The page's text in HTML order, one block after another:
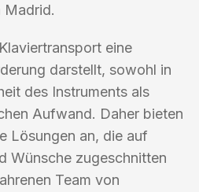
Madrid.
eine
darstellt, sowohl in
des Instruments als
Aufwand. Daher bieten
Lösungen an, die auf
Wünsche zugeschnitten
Team von